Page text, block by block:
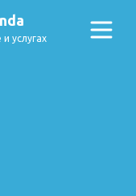
услугах